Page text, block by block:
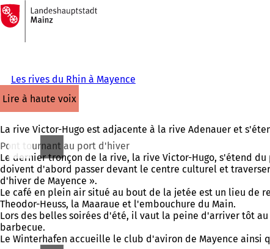
Accéder au contenu
Vers
la
page
d'accueil
Les rives du Rhin à Mayence
lire à haute voix
La rive Victor-Hugo est adjacente à la rive Adenauer et
Pont tournant au port d'hiver
Le dernier tronçon de la rive, la rive Victor-Hugo, s'étend
doivent d'abord passer devant le centre culturel et
d'hiver de Mayence ».
Le café en plein air situé au bout de la jetée est un lieu de
Theodor-Heuss, la Maaraue et l'embouchure du Main.
Lors des belles soirées d'été, il vaut la peine d'arriver tôt
barbecue.
Le Winterhafen accueille le club d'aviron de Mayence ainsi